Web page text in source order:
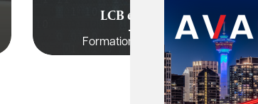
LCB et FAT
Formation Continue